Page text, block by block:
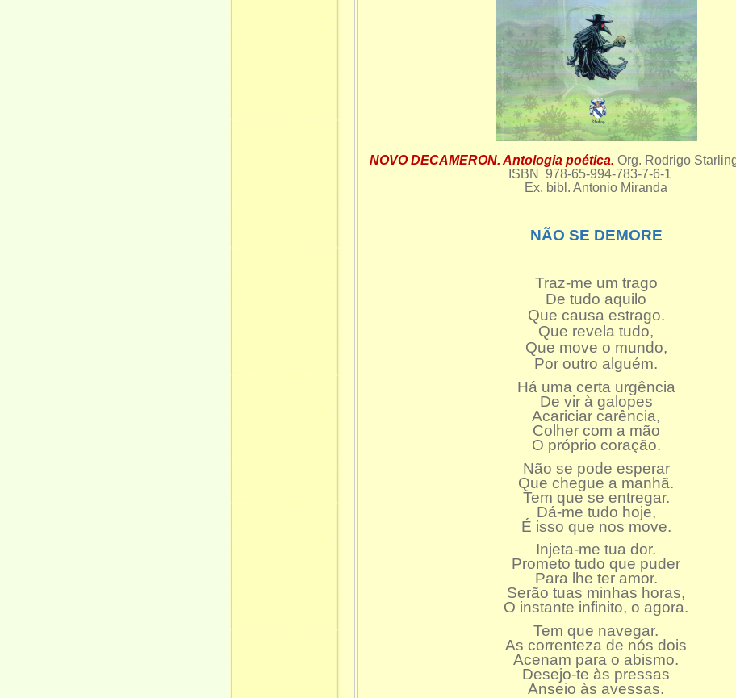
NOVO DECAMERON. Antologia poética. Org. Rodrigo
ISBN 978-65-994-783-7-6-1
Ex. bibl. Antonio Miranda
NÃO SE DEMORE
Traz-me um trago
De tudo aquilo
Que causa estrago.
Que revela tudo,
Que move o mundo,
Por outro alguém.
Há uma certa urgência
De vir à galopes
Acariciar carência,
Colher com a mão
O próprio coração.
Não se pode esperar
Que chegue a manhã.
Tem que se entregar.
Dá-me tudo hoje,
É isso que nos move.
Injeta-me tua dor.
Prometo tudo que puder
Para lhe ter amor.
Serão tuas minhas horas,
O instante infinito, o agora.
Tem que navegar.
As correnteza de nós dois
Acenam para o abismo.
Desejo-te às pressas
Anseio às avessas.